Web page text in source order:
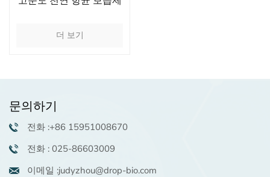
더 보기
문의하기
전화 :+86 15951008670
전화 : 025-86603009
이메일 :judyzhou@drop-bio.com